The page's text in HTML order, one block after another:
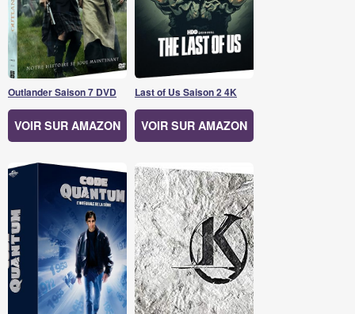
Outlander Saison 7 DVD
VOIR SUR AMAZON
Last of Us Saison 2 4K
VOIR SUR AMAZON